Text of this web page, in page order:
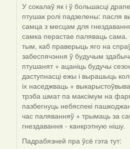
In
reply
to
by
Lighty
У сокалаў як і ў большасці
птушак ролі падзелены: пасля
самца з месцам для
самка перастае паляваць сама.
тым, каб праверыць яго на
забеспячэння ў будучым
птушанят + ацаніць будучы
даступнасці ежы і вырашыць
іх наседжваць +
трэба шмат па максімум на
пазбегнуць небяспекі
час паляванняў + трымаць за
гнездавання - канкрэтную нішу.
Падрабязней пра ўсё гэта тут: